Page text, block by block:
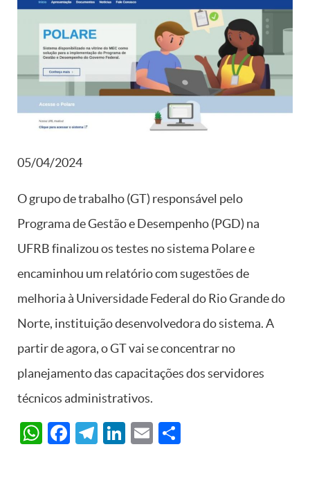
05/04/2024
O grupo de trabalho (GT) responsável pelo
Programa de Gestão e Desempenho (PGD) na
UFRB finalizou os testes no sistema Polare e
encaminhou um relatório com sugestões de
melhoria à Universidade Federal do Rio Grande do
Norte, instituição desenvolvedora do sistema. A
partir de agora, o GT vai se concentrar no
planejamento das capacitações dos servidores
técnicos administrativos.
WhatsApp
Facebook
Telegram
LinkedIn
Email